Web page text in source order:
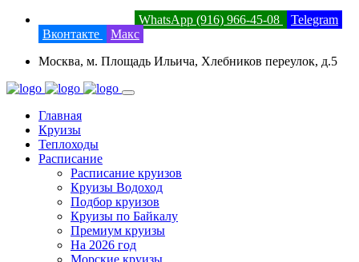
WhatsApp (916) 966-45-08
Telegram
Вконтакте
Макс
Москва, м. Площадь Ильича, Хлебников переулок, д.5
Главная
Круизы
Теплоходы
Расписание
Расписание круизов
Круизы Водоход
Подбор круизов
Круизы по Байкалу
Премиум круизы
На 2026 год
Морские круизы